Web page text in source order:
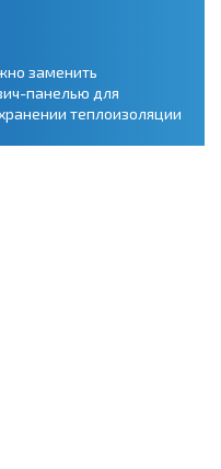
заменить
панелью для
теплоизоляции